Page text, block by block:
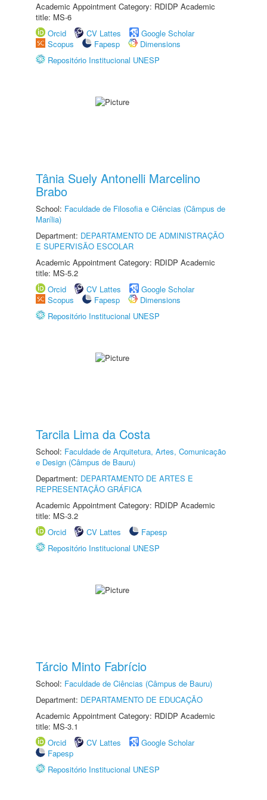
Academic Appointment Category: RDIDP Academic
title: MS-6
Orcid
CV Lattes
Google Scholar
Scopus
Fapesp
Dimensions
Repositório Institucional UNESP
Tânia Suely Antonelli Marcelino
Brabo
School: Faculdade de Filosofia e Ciências (Câmpus de
Marília)
Department: DEPARTAMENTO DE ADMINISTRAÇÃO
E SUPERVISÃO ESCOLAR
Academic Appointment Category: RDIDP Academic
title: MS-5.2
Orcid
CV Lattes
Google Scholar
Scopus
Fapesp
Dimensions
Repositório Institucional UNESP
Tarcila Lima da Costa
School: Faculdade de Arquitetura, Artes, Comunicação
e Design (Câmpus de Bauru)
Department: DEPARTAMENTO DE ARTES E
REPRESENTAÇÃO GRÁFICA
Academic Appointment Category: RDIDP Academic
title: MS-3.2
Orcid
CV Lattes
Fapesp
Repositório Institucional UNESP
Tárcio Minto Fabrício
School: Faculdade de Ciências (Câmpus de Bauru)
Department: DEPARTAMENTO DE EDUCAÇÃO
Academic Appointment Category: RDIDP Academic
title: MS-3.1
Orcid
CV Lattes
Google Scholar
Fapesp
Repositório Institucional UNESP